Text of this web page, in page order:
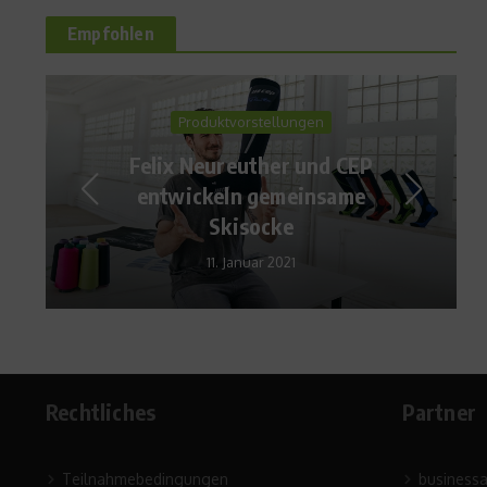
Empfohlen
Produktvorstellungen
Felix Neureuther und CEP
entwickeln gemeinsame
Skisocke
11. Januar 2021
Rechtliches
Teilnahmebedingungen
Partner